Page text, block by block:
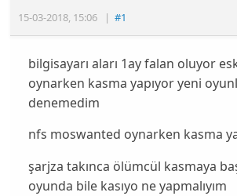
15-03-2018, 15:06 |#1
bilgisayarı aları 1ay falan oluyor
oynarken kasma yapıyor yeni
denemedim
nfs moswanted oynarken kasma
şarjza takınca ölümcül kasmaya
oyunda bile kasıyo ne yapmalıyım